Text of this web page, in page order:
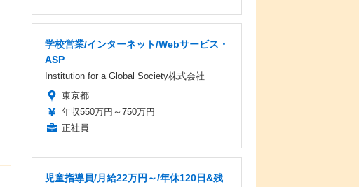
学校営業/インターネット/Webサービス・
ASP
Institution for a Global Society株式会社
東京都
年収550万円～750万円
正社員
児童指導員/月給22万円～/年休120日&残